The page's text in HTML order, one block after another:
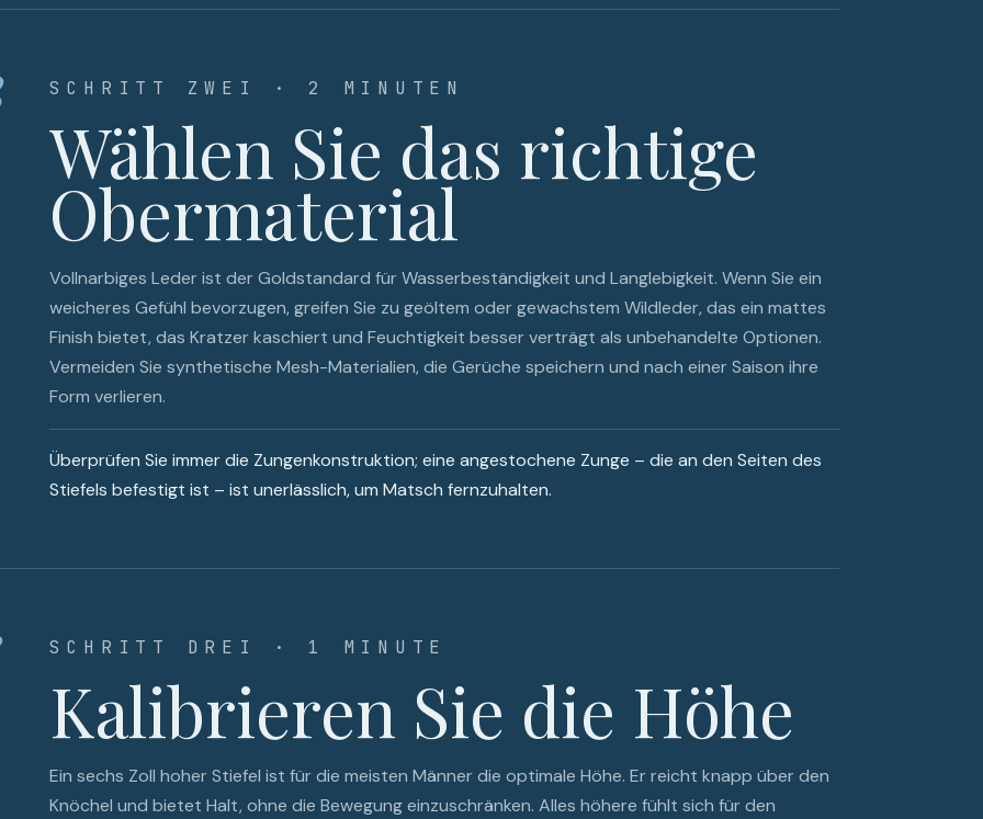
SCHRITT ZWEI · 2 MINUTEN
Wählen Sie das richtige
Obermaterial
Vollnarbiges Leder ist der Goldstandard für Wasserbeständigkeit und Langlebigkeit. Wenn Sie ein
weicheres Gefühl bevorzugen, greifen Sie zu geöltem oder gewachstem Wildleder, das ein mattes
Finish bietet, das Kratzer kaschiert und Feuchtigkeit besser verträgt als unbehandelte Optionen.
Vermeiden Sie synthetische Mesh-Materialien, die Gerüche speichern und nach einer Saison ihre
Form verlieren.
Überprüfen Sie immer die Zungenkonstruktion; eine angestochene Zunge – die an den Seiten des
Stiefels befestigt ist – ist unerlässlich, um Matsch fernzuhalten.
SCHRITT DREI · 1 MINUTE
Kalibrieren Sie die Höhe
Ein sechs Zoll hoher Stiefel ist für die meisten Männer die optimale Höhe. Er reicht knapp über den
Knöchel und bietet Halt, ohne die Bewegung einzuschränken. Alles höhere fühlt sich für den